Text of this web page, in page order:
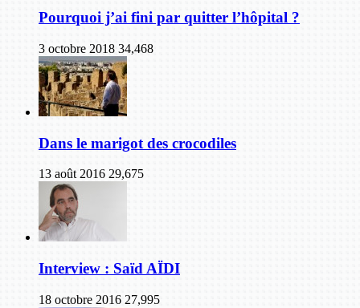
Pourquoi j’ai fini par quitter l’hôpital ?
3 octobre 2018 34,468
Dans le marigot des crocodiles
13 août 2016 29,675
Interview : Saïd AÏDI
18 octobre 2016 27,995